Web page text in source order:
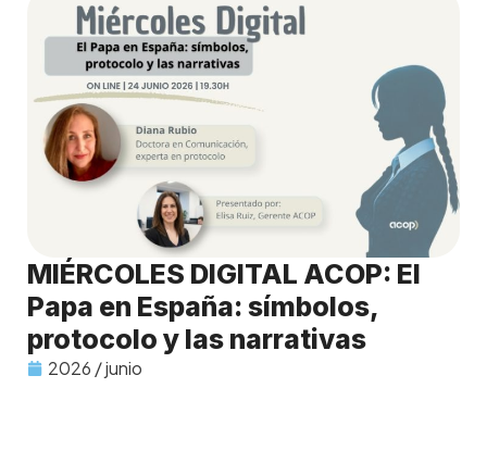
MIÉRCOLES DIGITAL ACOP: El
Papa en España: símbolos,
protocolo y las narrativas
2026 / junio